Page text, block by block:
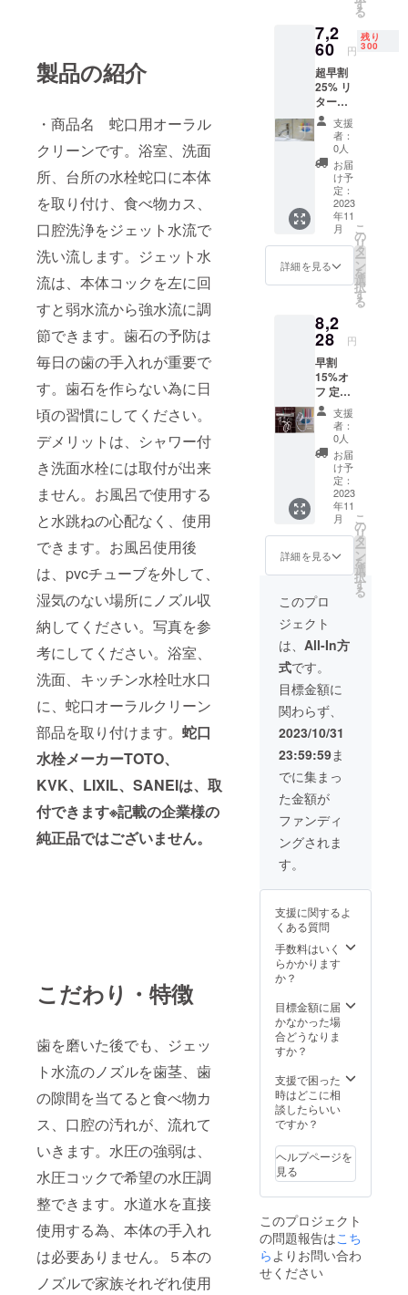
製品の紹介
・商品名 蛇口用オーラル
クリーンです。浴室、洗面
所、台所の水栓蛇口に本体
を取り付け、食べ物カス、
口腔洗浄をジェット水流で
洗い流します。ジェット水
流は、本体コックを左に回
すと弱水流から強水流に調
節できます。歯石の予防は
毎日の歯の手入れが重要で
す。歯石を作らない為に日
頃の習慣にしてください。
デメリットは、シャワー付
き洗面水栓には取付が出来
ません。お風呂で使用する
と水跳ねの心配なく、使用
できます。お風呂使用後
は、pvcチューブを外して、
湿気のない場所にノズル収
納してください。写真を参
考にしてください。浴室、
洗面、キッチン水栓吐水口
に、蛇口オーラルクリーン
部品を取り付けます。 蛇口
水栓メーカーTOTO、
KVK、LIXIL、SANEIは、取
付できます※記載の企業様の
純正品ではございません。
こだわり・特徴
歯を磨いた後でも、ジェッ
ト水流のノズルを歯茎、歯
の隙間を当てると食べ物カ
ス、口腔の汚れが、流れて
いきます。水圧の強弱は、
水圧コックで希望の水圧調
整できます。水道水を直接
使用する為、本体の手入れ
は必要ありません。５本の
ノズルで家族それぞれ使用
す
る
7,2
60 円
残り
300
超早割
25% リ
ターン
定価
9,680円
支援
者：
0人
お届
け予
定：
2023
年11
月
詳細を見る
こ
の
リ
タ
ー
ン
を
選
択
す
る
8,2
28 円
早割
15%オ
フ 定価
9680円
税込支援
者：
0人
お届
け予
定：
2023
年11
月
詳細を見る
こ
の
リ
タ
ー
ン
を
選
択
す
る
このプロ
ジェクト
は、 All-In方
式です。
目標金額に
関わらず、
2023/10/31
23:59:59ま
でに集まっ
た金額が
ファンディ
ングされま
す。
支援に関するよ
くある質問
手数料はいく
らかかります
か？
目標金額に届
かなかった場
合どうなりま
すか？
支援で困った
時はどこに相
談したらいい
ですか？
ヘルプページを
見る
このプロジェクト
の問題報告はこち
らよりお問い合わ
せください